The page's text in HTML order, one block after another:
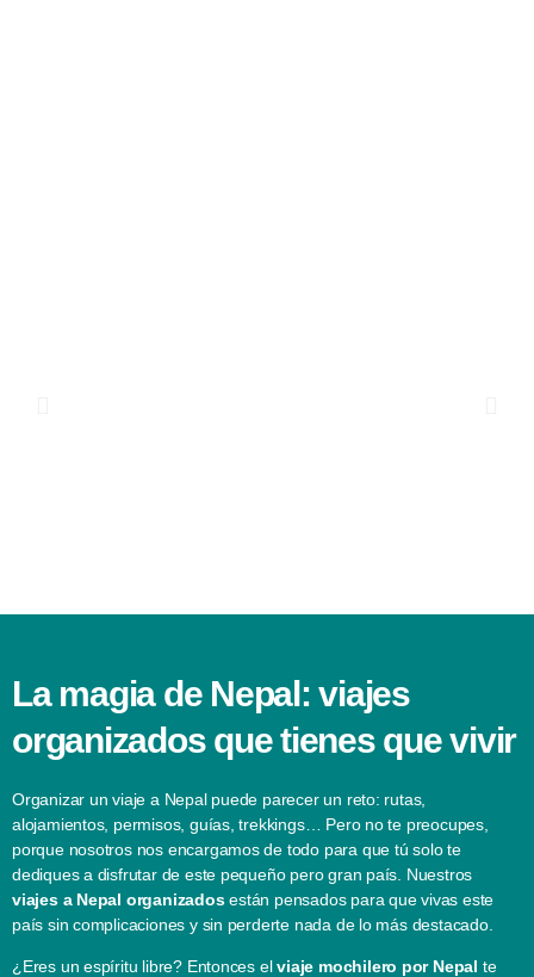
La magia de Nepal: viajes
organizados que tienes que vivir
Organizar un viaje a Nepal puede parecer un reto: rutas,
alojamientos, permisos, guías, trekkings… Pero no te preocupes,
porque nosotros nos encargamos de todo para que tú solo te
dediques a disfrutar de este pequeño pero gran país. Nuestros
viajes a Nepal organizadosestán pensados para que vivas este
país sin complicaciones y sin perderte nada de lo más destacado.
¿Eres un espíritu libre? Entonces elviaje mochilero por Nepal te